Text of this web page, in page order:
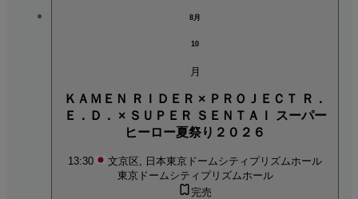
8月
10
月
ＫＡＭＥＮ ＲＩＤＥＲ × ＰＲＯＪＥＣＴ Ｒ．
Ｅ．Ｄ． × ＳＵＰＥＲ ＳＥＮＴＡＩ スーパー
ヒーロー夏祭り２０２６
13:30 文京区, 日本東京ドームシティプリズムホール
東京ドームシティプリズムホール
完売